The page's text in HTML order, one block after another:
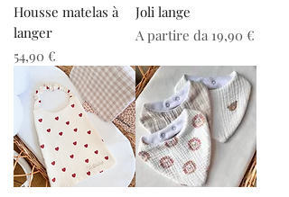
Housse matelas à
langer
Prezzo
54,90 €
Joli lange
A partire da 19,90 €
Prezzo scontato